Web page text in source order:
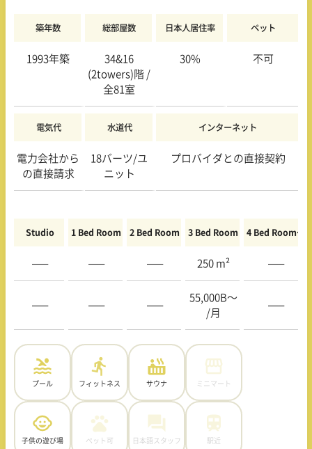
築年数 総部屋数 日本人居住率 ペット
1993年築
34&16
(2towers)階 /
全81室
30% 不可
電気代 水道代 インターネット
電力会社から
の直接請求
18バーツ/ユ
ニット
プロバイダとの直接契約
Studio 1 Bed Room 2 Bed Room 3 Bed Room 4 Bed Room〜
—– —– —– 250 m² —–
—– —– —–
55,000B〜
/月
—–
プール フィットネス サウナ ミニマート
子供の遊び場 ペット可 日本語スタッフ 駅近